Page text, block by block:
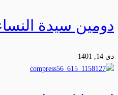
دومین سیدة
دی 14, 1401